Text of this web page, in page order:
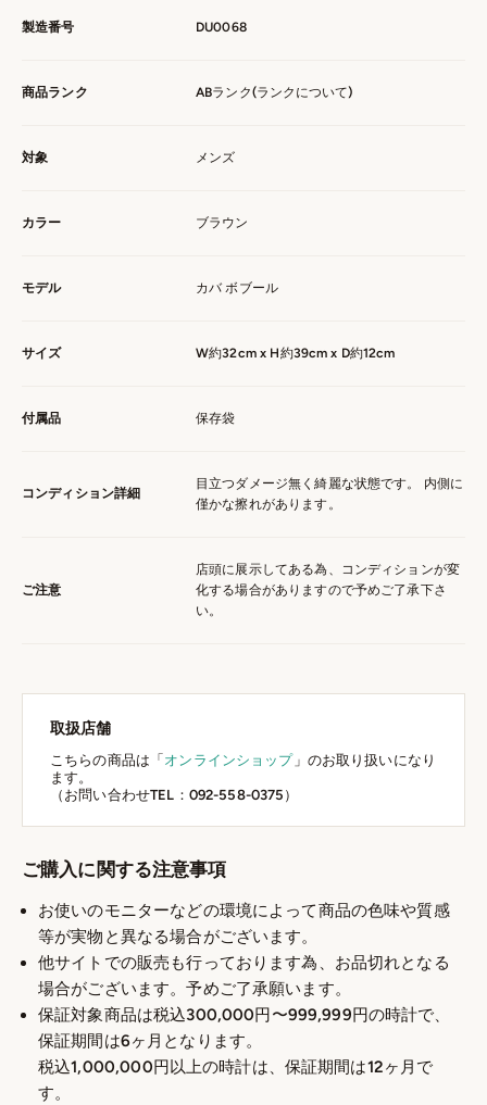
製造番号 DU0068
商品ランク ABランク(ランクについて)
対象 メンズ
カラー ブラウン
モデル カバ ボブール
サイズ W約32cm x H約39cm x D約12cm
付属品 保存袋
コンディション詳細
目立つダメージ無く綺麗な状態です。 内側に
僅かな擦れがあります。
ご注意
店頭に展示してある為、コンディションが変
化する場合がありますので予めご了承下さ
い。
取扱店舗
こちらの商品は「オンラインショップ」のお取り扱いになり
ます。
（お問い合わせTEL：092-558-0375）
ご購入に関する注意事項
お使いのモニターなどの環境によって商品の色味や質感
等が実物と異なる場合がございます。
他サイトでの販売も行っております為、お品切れとなる
場合がございます。予めご了承願います。
保証対象商品は税込300,000円〜999,999円の時計で、
保証期間は6ヶ月となります。
税込1,000,000円以上の時計は、保証期間は12ヶ月で
す。